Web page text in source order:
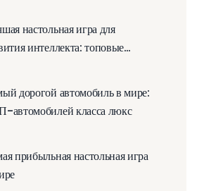
настольная игра для
интеллекта: топовые
дорогой автомобиль в мире:
автомобилей класса люкс
прибыльная настольная игра